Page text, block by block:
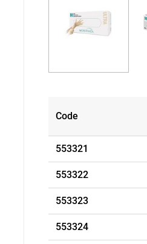
Code
553321
553322
553323
553324